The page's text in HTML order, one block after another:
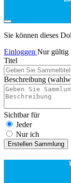
Sie können dieses
Einloggen Nur gültig
Titel
Beschreibung
Sichtbar für
Jeder
Nur ich
Erstellen Sammlung